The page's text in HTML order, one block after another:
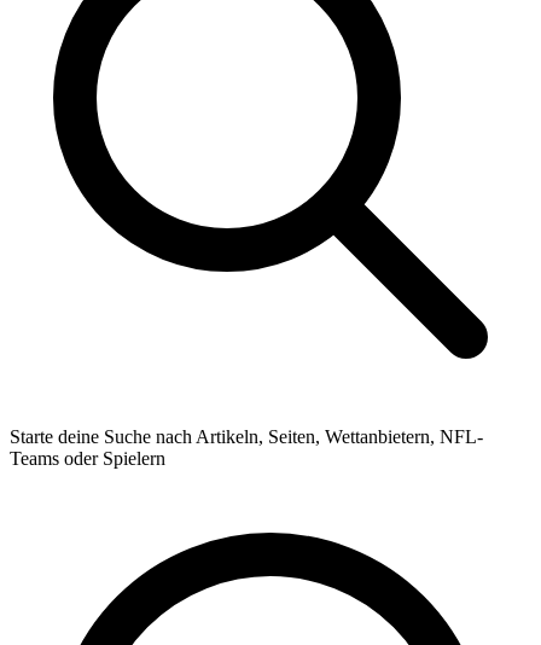
Starte deine Suche nach Artikeln, Seiten, Wettanbietern, NFL-
Teams oder Spielern